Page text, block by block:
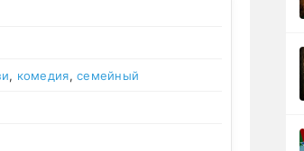
, комедия,семейный